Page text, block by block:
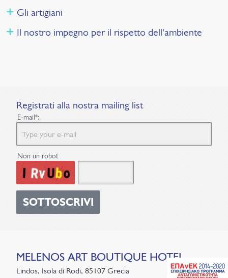
Gli artigiani
Il nostro impegno per il rispetto dell'ambiente
Registrati alla nostra mailing list
E-mail*:
Non un robot
SOTTOSCRIVI
MELENOS ART BOUTIQUE HOTEL
Lindos, Isola di Rodi, 85107 Grecia